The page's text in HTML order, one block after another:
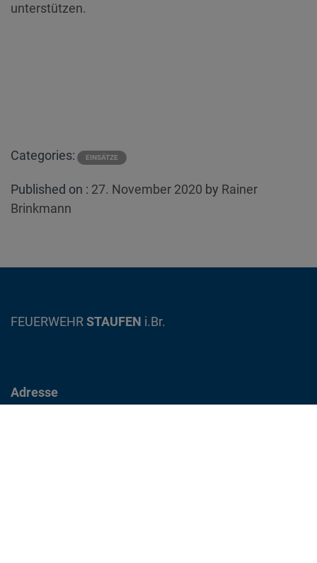
unterstützen.
Categories: EINSÄTZE
Published on : Posted
27. November 2020 by Rainer
Brinkmann
FEUERWEHR STAUFEN i.Br.
Adresse